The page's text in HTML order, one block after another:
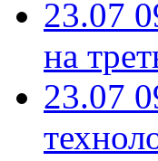
23.07
на
23.07